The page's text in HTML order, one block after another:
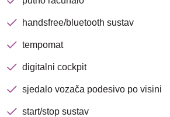
handsfree/bluetooth sustav
tempomat
digitalni cockpit
sjedalo vozača podesivo po visini
start/stop sustav
Brza pretraga